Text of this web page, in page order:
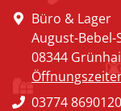
Büro & Lager
August-Bebel-
08344
03774 8690120